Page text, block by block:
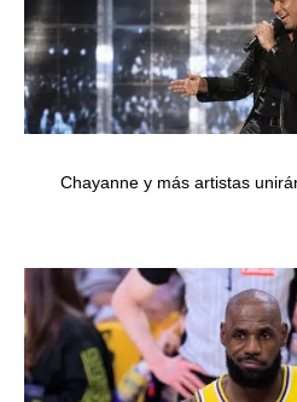
Chayanne y más artistas